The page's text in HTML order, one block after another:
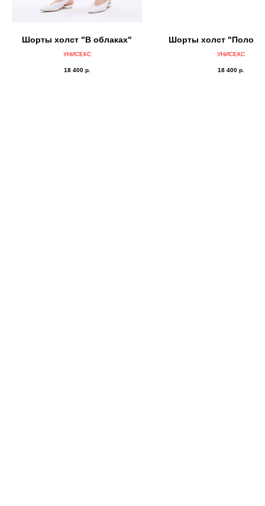
Шорты холст "В облаках"
УНИСЕКС
18 400 р.
Шорты холст
УНИСЕКС
18 400 р.